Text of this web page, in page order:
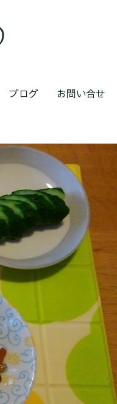
ブログ お問い合せ